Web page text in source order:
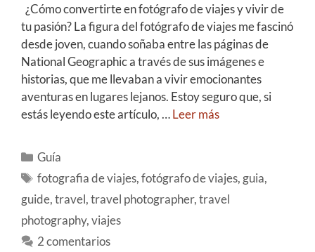
¿Cómo convertirte en fotógrafo de viajes y vivir de
tu pasión? La figura del fotógrafo de viajes me fascinó
desde joven, cuando soñaba entre las páginas de
National Geographic a través de sus imágenes e
historias, que me llevaban a vivir emocionantes
aventuras en lugares lejanos. Estoy seguro que, si
estás leyendo este artículo, …Leer más
Guía
fotografia de viajes,fotógrafo de viajes, guia,
guide,travel,travel photographer,travel
photography,viajes
2 comentarios